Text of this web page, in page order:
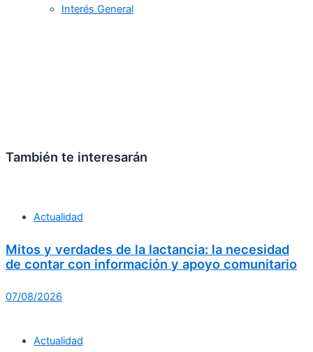
Interés General
También te interesarán
Actualidad
Mitos y verdades de la lactancia: la necesidad
de contar con información y apoyo comunitario
07/08/2026
Actualidad